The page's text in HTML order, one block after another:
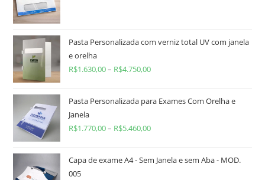
Pasta Personalizada com verniz total UV com janela
e orelha
R$1.630,00– R$4.750,00
Pasta Personalizada para Exames Com Orelha e
Janela
R$1.770,00– R$5.460,00
Capa de exame A4 - Sem Janela e sem Aba - MOD.
005